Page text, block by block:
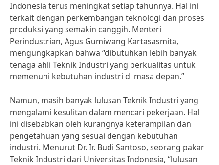
Indonesia terus meningkat setiap tahunnya. Hal ini
terkait dengan perkembangan teknologi dan proses
produksi yang semakin canggih. Menteri
Perindustrian, Agus Gumiwang Kartasasmita,
mengungkapkan bahwa “dibutuhkan lebih banyak
tenaga ahli Teknik Industri yang berkualitas untuk
memenuhi kebutuhan industri di masa depan.”
Namun, masih banyak lulusan Teknik Industri yang
mengalami kesulitan dalam mencari pekerjaan. Hal
ini disebabkan oleh kurangnya keterampilan dan
pengetahuan yang sesuai dengan kebutuhan
industri. Menurut Dr. Ir. Budi Santoso, seorang pakar
Teknik Industri dari Universitas Indonesia, “lulusan